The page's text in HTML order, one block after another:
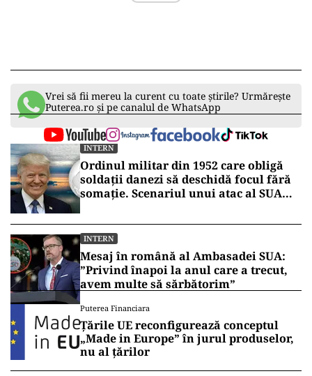
Vrei să fii mereu la curent cu toate știrile? Urmărește
Puterea.ro și pe canalul de WhatsApp
INTERN
Ordinul militar din 1952 care obligă
soldații danezi să deschidă focul fără
somație. Scenariul unui atac al SUA
INTERN
Mesaj în română al Ambasadei SUA:
”Privind înapoi la anul care a trecut,
avem multe să sărbătorim”
Puterea Financiara
Țările UE reconfigurează conceptul
„Made in Europe” în jurul produselor,
nu al țărilor